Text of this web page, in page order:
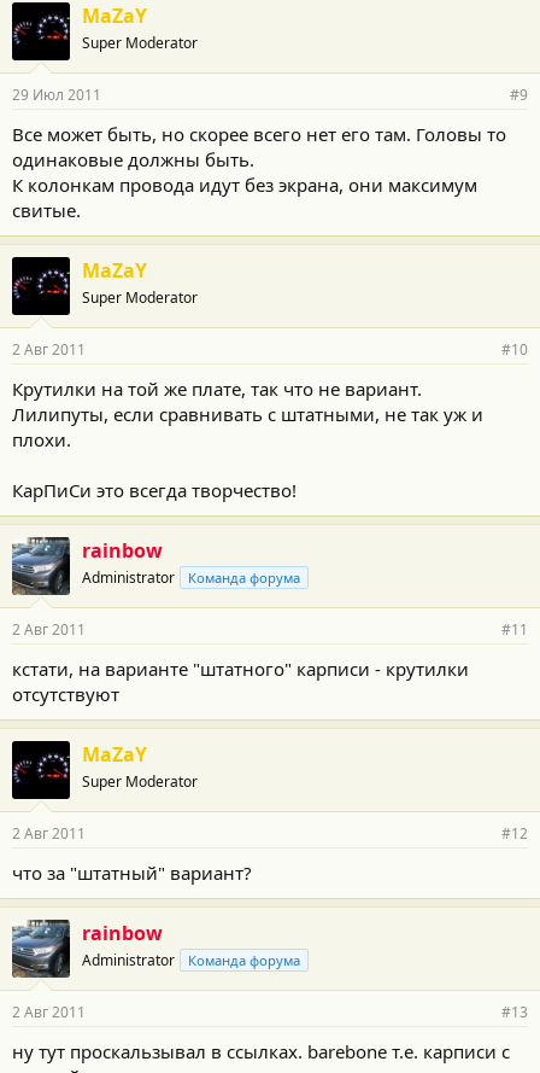
MaZaY
Super Moderator
29 Июл 2011 #9
Все может быть, но скорее всего нет его там. Головы то
одинаковые должны быть.
К колонкам провода идут без экрана, они максимум
свитые.
MaZaY
Super Moderator
2 Авг 2011 #10
Крутилки на той же плате, так что не вариант.
Лилипуты, если сравнивать с штатными, не так уж и
плохи.
КарПиСи это всегда творчество!
rainbow
Administrator Команда форума
2 Авг 2011 #11
кстати, на варианте "штатного" карписи - крутилки
отсутствуют
MaZaY
Super Moderator
2 Авг 2011 #12
что за "штатный" вариант?
rainbow
Administrator Команда форума
2 Авг 2011 #13
ну тут проскальзывал в ссылках. barebone т.е. карписи с